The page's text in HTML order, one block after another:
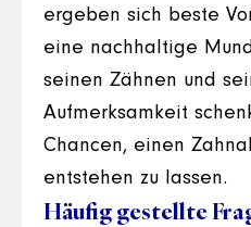
ergeben sich beste
eine nachhaltige
seinen Zähnen und
Aufmerksamkeit
Chancen, einen
entstehen zu lassen.
Häufig gestellte